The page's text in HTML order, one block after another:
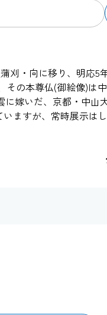
・向に移り、明応5
の本尊仏(御絵像)
嫁いだ、京都・中
ますが、常時展示はし